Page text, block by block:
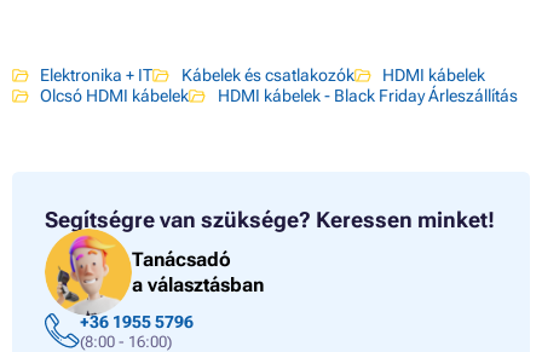
Elektronika + IT Kábelek és csatlakozók
HDMI kábelek
Olcsó HDMI kábelek
HDMI kábelek - Black Friday Árleszállítás
Segítségre van szüksége? Keressen minket!
Tanácsadó
a választásban
+36 1955 5796
(8:00 - 16:00)